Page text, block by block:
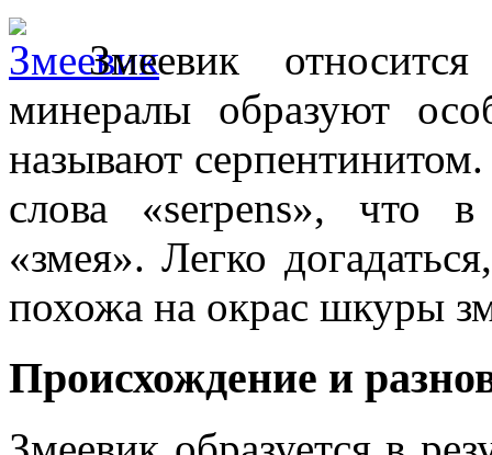
Змеевик
минералы образуют
называют
слова «serpens», что в
«змея». Легко
похожа на окрас шкуры
Происхождение и